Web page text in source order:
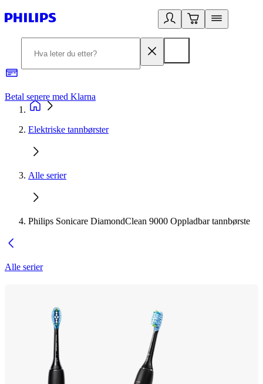
Betal senere med Klarna
Elektriske tannbørster
Alle serier
Philips Sonicare DiamondClean 9000 Oppladbar tannbørste
Alle serier